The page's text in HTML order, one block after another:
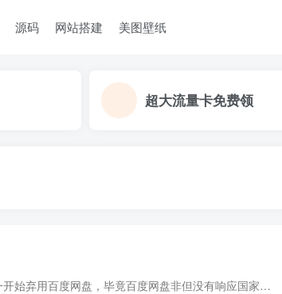
源码 网站搭建 美图壁纸
超大流量卡免费领
由于现在阿里云盘的大力推广，大家都一开始弃用百度网盘，毕竟百度网盘非但没有响应国家号召进行不限速。 反而拿出个青春版挂羊头卖狗肉，为了方便大家获取我所分享的资源。 我也使用阿里云盘，...